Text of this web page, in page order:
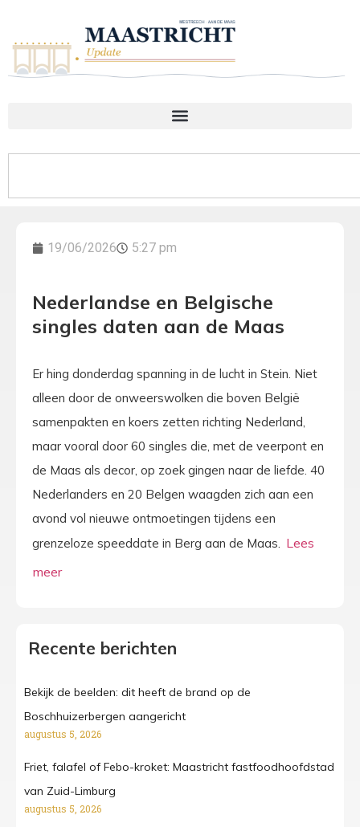
19/06/2026 5:27 pm
Nederlandse en Belgische
singles daten aan de Maas
Er hing donderdag spanning in de lucht in Stein. Niet
alleen door de onweerswolken die boven België
samenpakten en koers zetten richting Nederland,
maar vooral door 60 singles die, met de veerpont en
de Maas als decor, op zoek gingen naar de liefde. 40
Nederlanders en 20 Belgen waagden zich aan een
avond vol nieuwe ontmoetingen tijdens een
grenzeloze speeddate in Berg aan de Maas.
Recente berichten
Bekijk de beelden: dit heeft de brand op de
Boschhuizerbergen aangericht
augustus 5, 2026
Friet, falafel of Febo-kroket: Maastricht fastfoodhoofdstad
van Zuid-Limburg
augustus 5, 2026